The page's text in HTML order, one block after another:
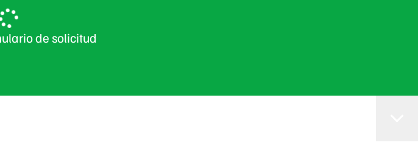
de solicitud